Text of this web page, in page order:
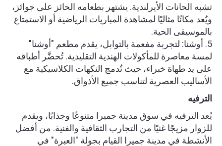
تشبه الحانات الأيرلندية. يشتهر بطعامه الحائز على جوائز،
ويُعد مكانًا مثاليًا لمشاهدة المباريات الرياضية أو الاستمتاع
بالموسيقى الحية.
5. أوشنا: لتجربة مفعمة بالتوابل، يقدم مطعم "أوشنا"
لمسة معاصرة للمأكولات الهندية التقليدية. تُحضَّر أطباقه
على يد طهاة خبراء، حيث تُدمج النكهات الكلاسيكية مع
الأساليب العصرية لتناسب جميع الأذواق.
الترفيه
يُعد الترفيه في سوق مدينة جميرا متنوعًا وجذابًا، ويقدم
للزوار مزيجًا غنيًا من التجارب الثقافية والفنية. من أفضل
الأنشطة في مدينة جميرا القيام بجولة "العبرة" في